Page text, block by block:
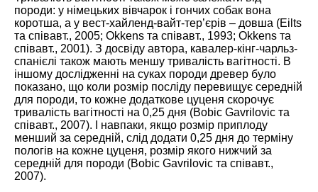
породи: у німецьких вівчарок і гончих собак вона
коротша, а у вест-хайленд-вайт-тер’єрів – довша (Eilts
та співавт., 2005; Okkens та співавт., 1993; Okkens та
співавт., 2001). З досвіду автора, кавалер-кінг-чарльз-
спанієлі також мають меншу тривалість вагітності. В
іншому дослідженні на суках породи древер було
показано, що коли розмір посліду перевищує середній
для породи, то кожне додаткове цуценя скорочує
тривалість вагітності на 0,25 дня (Bobic Gavrilovic та
співавт., 2007). І навпаки, якщо розмір приплоду
менший за середній, слід додати 0,25 дня до терміну
пологів на кожне цуценя, розмір якого нижчий за
середній для породи (Bobic Gavrilovic та співавт.,
2007).